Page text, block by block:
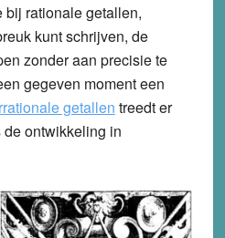
rationale getallen,
kunt schrijven, de
zonder aan precisie te
gegeven moment een
getallen treedt er
ontwikkeling in